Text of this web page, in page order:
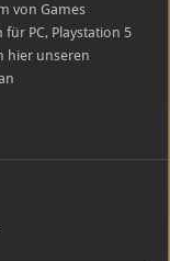
von Games
PC, Playstation 5
hier unseren